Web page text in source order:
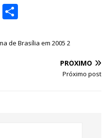
E
ar
de Brasília em 2005 2
PRÓXIMO
Próximo post